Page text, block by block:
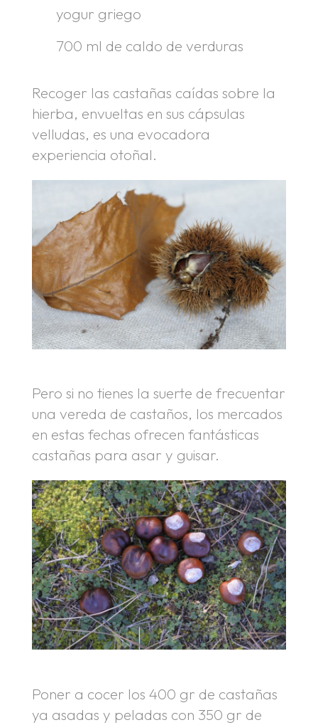
yogur griego
700 ml de caldo de verduras
Recoger las castañas caídas sobre la
hierba, envueltas en sus cápsulas
velludas, es una evocadora
experiencia otoñal.
Pero si no tienes la suerte de frecuentar
una vereda de castaños, los mercados
en estas fechas ofrecen fantásticas
castañas para asar y guisar.
Poner a cocer los 400 gr de castañas
ya asadas y peladas con 350 gr de